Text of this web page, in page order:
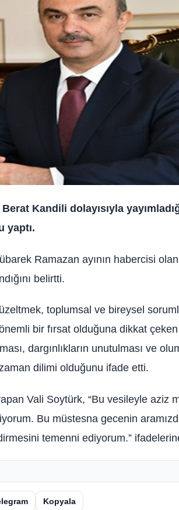
Kandili dolayısıyla
yaptı.
Ramazan ayının habercisi
belirtti.
toplumsal ve bireysel
bir fırsat olduğuna dikkat
dargınlıkların unutulması ve
dilimi olduğunu ifade etti.
Vali Soytürk, “Bu vesileyle aziz
Bu müstesna gecenin
temenni ediyorum.”
Kopyala